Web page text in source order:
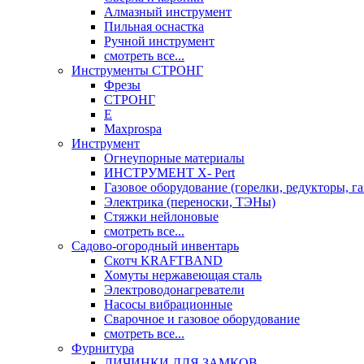
Алмазный инструмент
Пильная оснастка
Ручной инструмент
смотреть все...
Инструменты СТРОНГ
Фрезы
СТРОНГ
Е
Maxprospa
Инструмент
Огнеупорные материалы
ИНСТРУМЕНТ X- Pert
Газовое оборудование (горелки, редукторы,
Электрика (переноски, ТЭНы)
Стяжки нейлоновые
смотреть все...
Садово-огородный инвентарь
Скотч KRAFTBAND
Хомуты нержавеющая сталь
Электроводонагреватели
Насосы вибрационные
Сварочное и газовое оборудование
смотреть все...
Фурнитура